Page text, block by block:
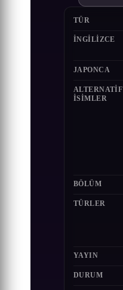
TÜR
İNGILIZCE
JAPONCA
ALTERNATIF
ISIMLER
BÖLÜM
TÜRLER
YAYIN
DURUM